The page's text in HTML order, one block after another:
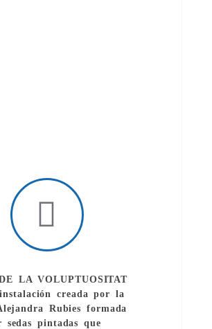
LA VOLUPTUOSITAT
creada por la
Rubies formada
sedas pintadas que